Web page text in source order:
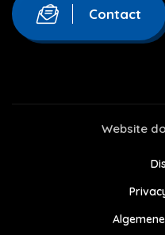
Contact
Website